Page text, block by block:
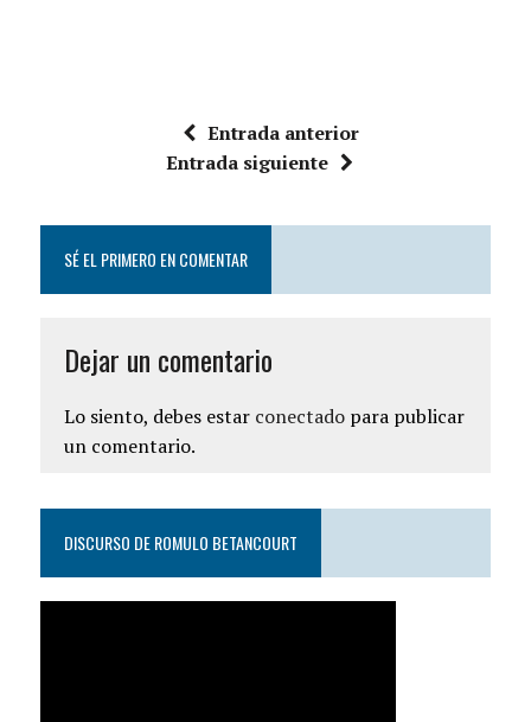
Entrada anterior
Entrada siguiente
SÉ EL PRIMERO EN COMENTAR
Dejar un comentario
Lo siento, debes estar conectadopara publicar
un comentario.
DISCURSO DE ROMULO BETANCOURT